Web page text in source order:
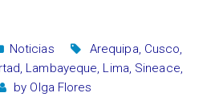
Noticias Arequipa, Cusco,
, Lambayeque, Lima, Sineace,
by Olga Flores